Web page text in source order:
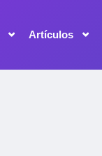
Artículos